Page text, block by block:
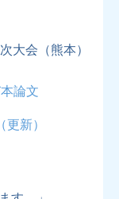
大会（熊本）
論文
新）